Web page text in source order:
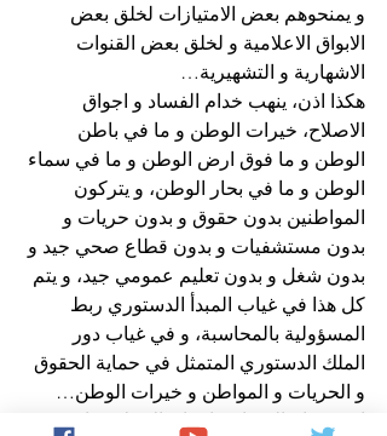
و يمنحوهم بعض الامتيازات لخلق بعض
الابواق الاعلامية و لخلق بعض القنوات
الاشهارية و التشهيرية…
هكذا اذن، ينهب خدام الفساد و اجواق
الاصلاح، خيرات الوطن و ما في باطن
الوطن و ما فوق ارض الوطن و ما في سماء
الوطن و ما في بحار الوطن، و يتركون
المواطنين بدون حقوق و بدون حريات و
بدون مستشفيات و بدون قطاع صحي جيد و
بدون شغل و بدون تعليم عمومي جيد، و يتم
كل هذا في غياب المبدأ الدستوري ربط
المسؤولية بالمحاسبة، و في غياب دور
الملك الدستوري المتمثل في حماية الحقوق
و الحريات و المواطن و خيرات الوطن…
انهم خدام الفساد و اجواق الاصلاح، يا